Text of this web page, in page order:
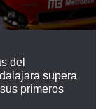
del
supera
primeros